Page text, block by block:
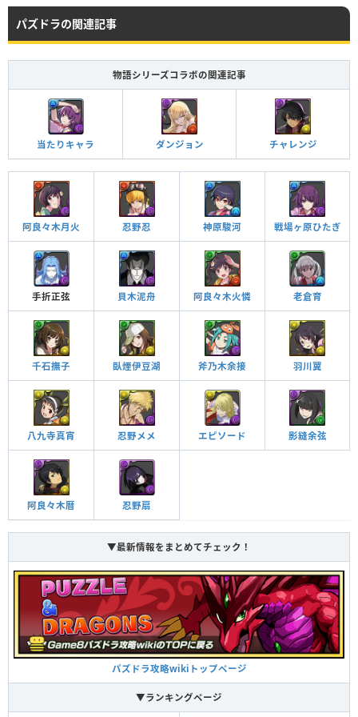
Lv99
Lv99 424
つけられる潜在キラー
人形使い ターン数：13→13
3ターンの間、火ドロップが消せなくなる。3ターンの間、ダメージ無効を貫
覚醒アシスト
他のモンスターにアシストすると自分の覚醒スキル
が付与される
ドロップ操作時間が延びる（1秒）
L字消し攻撃
自分と同じ属性のドロップをL字型に消すと攻撃力が
アップ（2.2倍）し、ロック状態を解除する
暗闇耐性
暗闇攻撃を無効化することがある
パズドラの関連記事
物語シリーズコラボの関連記事
当たりキャラ ダンジョン チャレンジ
阿良々木月火 忍野忍 神原駿河 戦場ヶ原ひたぎ
手折正弦 貝木泥舟 阿良々木火憐 老倉育
千石撫子 臥煙伊豆湖 斧乃木余接 羽川翼
八九寺真宵 忍野メメ エピソード 影縫余弦
阿良々木暦 忍野扇
▼最新情報をまとめてチェック！
パズドラ攻略wikiトップページ
▼ランキングページ